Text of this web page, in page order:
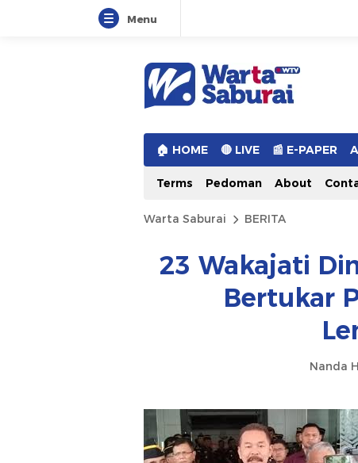
Menu
Warta Saburai
Sumber Informasi Terkini
🏠︎ HOME 🔴 LIVE 📰 E-PAPER
Terms Pedoman About
Warta Saburai BERITA
23 Wakajati
Bertukar
Nanda